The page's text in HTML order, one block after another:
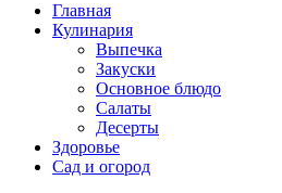
Главная
Кулинария
Выпечка
Закуски
Основное блюдо
Салаты
Десерты
Здоровье
Сад и огород